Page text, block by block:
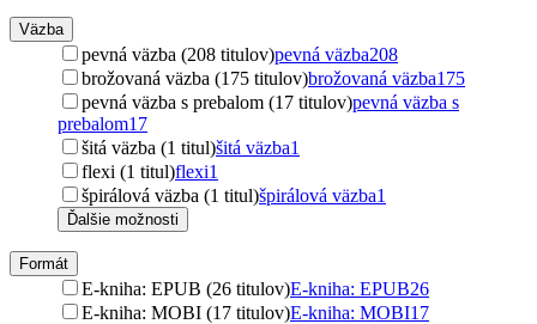
Väzba
pevná väzba (208 titulov)pevná väzba208
brožovaná väzba (175 titulov)brožovaná väzba175
pevná väzba s prebalom (17 titulov)pevná väzba s
prebalom17
šitá väzba (1 titul)šitá väzba1
flexi (1 titul)flexi1
špirálová väzba (1 titul)špirálová väzba1
Ďalšie možnosti
Formát
E-kniha: EPUB (26 titulov)E-kniha: EPUB26
E-kniha: MOBI (17 titulov)E-kniha: MOBI17